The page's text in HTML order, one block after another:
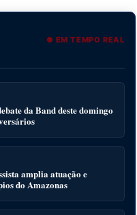
● EM TEMPO REAL
da Band deste domingo
amplia atuação e
do Amazonas